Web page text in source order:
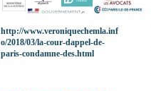
http://www.veroniquechemla.inf
o/2018/03/la-cour-dappel-de-
paris-condamne-des.html